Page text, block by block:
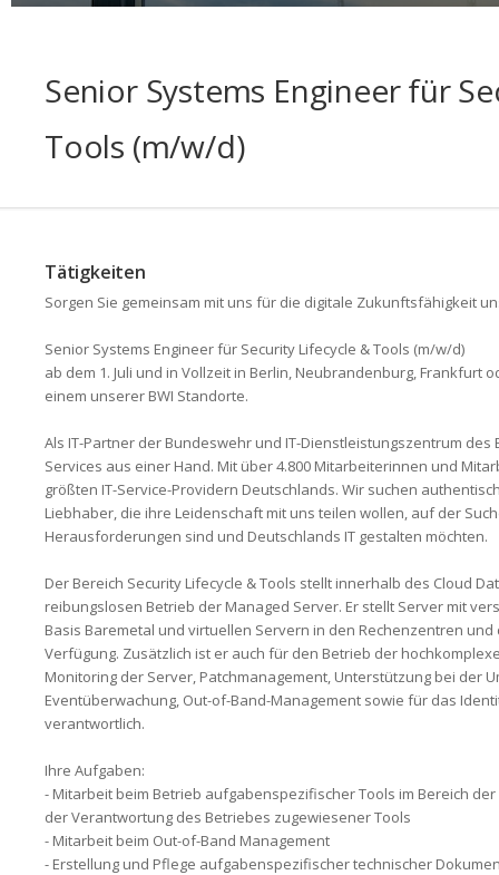
Senior Systems Engineer für
Tools (m/w/d)
Tätigkeiten
Sorgen Sie gemeinsam mit uns für die digitale Zukunftsfähigkeit
Senior Systems Engineer für Security Lifecycle & Tools (m/w/d)
ab dem 1. Juli und in Vollzeit in Berlin, Neubrandenburg, Frankfurt
einem unserer BWI Standorte.
Als IT-Partner der Bundeswehr und IT-Dienstleistungszentrum
Services aus einer Hand. Mit über 4.800 Mitarbeiterinnen und
größten IT-Service-Providern Deutschlands. Wir suchen
Liebhaber, die ihre Leidenschaft mit uns teilen wollen, auf der
Herausforderungen sind und Deutschlands IT gestalten möchten.
Der Bereich Security Lifecycle & Tools stellt innerhalb des Cloud
reibungslosen Betrieb der Managed Server. Er stellt Server mit
Basis Baremetal und virtuellen Servern in den Rechenzentren
Verfügung. Zusätzlich ist er auch für den Betrieb der
Monitoring der Server, Patchmanagement, Unterstützung bei der
Eventüberwachung, Out-of-Band-Management sowie für das
verantwortlich.
Ihre Aufgaben:
- Mitarbeit beim Betrieb aufgabenspezifischer Tools im Bereich
der Verantwortung des Betriebes zugewiesener Tools
- Mitarbeit beim Out-of-Band Management
- Erstellung und Pflege aufgabenspezifischer technischer